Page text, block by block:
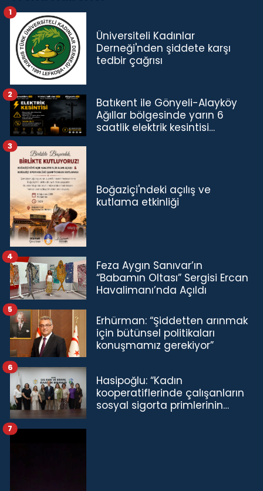
Üniversiteli Kadınlar
Derneği'nden şiddete karşı
tedbir çağrısı
1
Batıkent ile Gönyeli-Alayköy
Ağıllar bölgesinde yarın 6
saatlik elektrik kesintisi…
2
Boğaziçi'ndeki açılış ve
kutlama etkinliği
3
Feza Aygın Sanıvar’ın
“Babamın Oltası” Sergisi Ercan
Havalimanı’nda Açıldı
4
Erhürman: “Şiddetten arınmak
için bütünsel politikaları
konuşmamız gerekiyor”
5
Hasipoğlu: “Kadın
kooperatiflerinde çalışanların
sosyal sigorta primlerinin
6
7